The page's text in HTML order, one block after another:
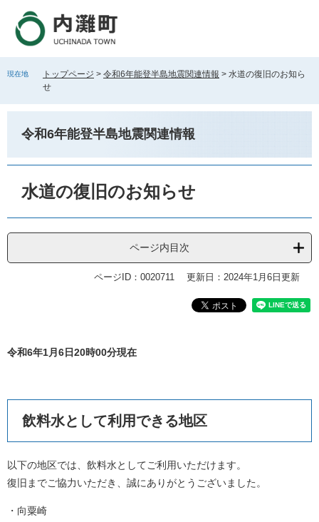
す
し
文
現在地 トップページ > 令和6年能登半島地震関連情報 > 水道の復旧のお知ら
せ
令和6年能登半島地震関連情報
水道の復旧のお知らせ
ページ内目次
ページID：0020711 更新日：2024年1月6日更新
令和6年1月6日20時00分現在
飲料水として利用できる地区
以下の地区では、飲料水としてご利用いただけます。
復旧までご協力いただき、誠にありがとうございました。
・向粟崎